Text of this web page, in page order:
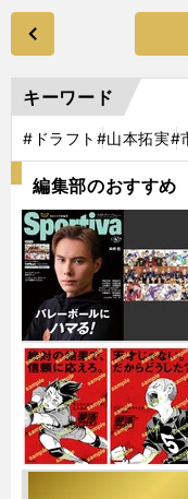
キーワード
#ドラフト #山本拓実#
編集部のおすすめ